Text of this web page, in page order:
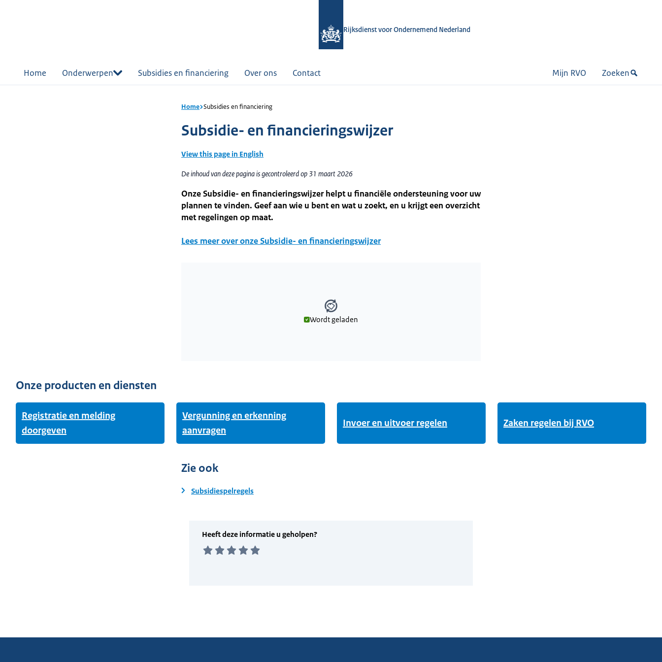
Rijksdienst voor Ondernemend Nederland
Home Onderwerpen Subsidies en financiering Over ons Contact Mijn RVO Zoeken
Home Subsidies en financiering
Subsidie- en financieringswijzer
View this page in English
De inhoud van deze pagina is gecontroleerd op 31 maart 2026
Onze Subsidie- en financieringswijzer helpt u financiële ondersteuning voor uw
plannen te vinden. Geef aan wie u bent en wat u zoekt, en u krijgt een overzicht
met regelingen op maat.
Lees meer over onze Subsidie- en financieringswijzer
Wordt geladen
Onze producten en diensten
Registratie en melding
doorgeven
Vergunning en erkenning
aanvragen
Invoer en uitvoer regelen Zaken regelen bij RVO
Zie ook
Subsidiespelregels